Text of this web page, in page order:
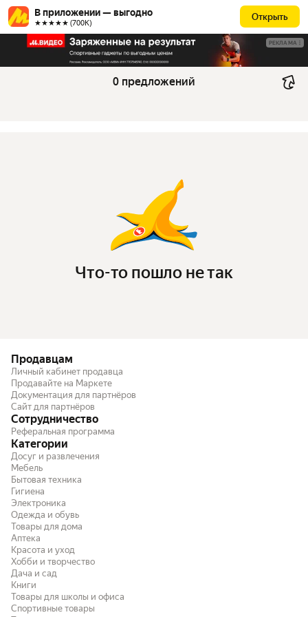
В приложении — выгодно
★★★★★ (700К)
Открыть
РЕКЛАМА
0 предложений
Что-то пошло не так
Продавцам
Личный кабинет продавца
Продавайте на Маркете
Документация для партнёров
Сайт для партнёров
Сотрудничество
Реферальная программа
Категории
Досуг и развлечения
Мебель
Бытовая техника
Гигиена
Электроника
Одежда и обувь
Товары для дома
Аптека
Красота и уход
Хобби и творчество
Дача и сад
Книги
Товары для школы и офиса
Спортивные товары